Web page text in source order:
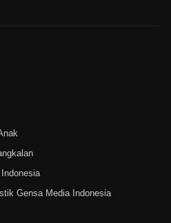
Gensa Media Indonesia